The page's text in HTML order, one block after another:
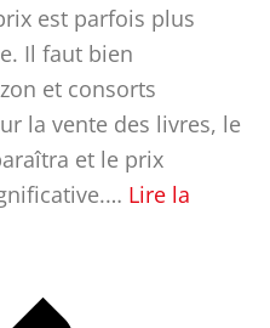
est parfois plus
Il faut bien
et consorts
la vente des livres, le
et le prix
… Lire la